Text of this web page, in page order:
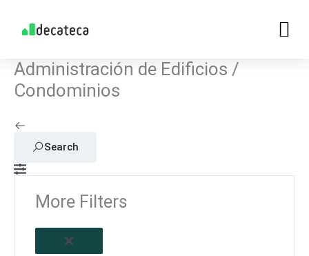
Administración de Edificios /
Condominios
Search
More Filters